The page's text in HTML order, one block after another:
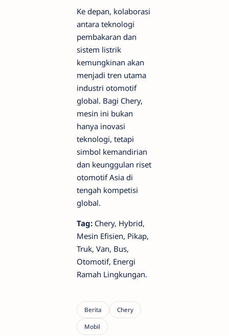
Ke depan, kolaborasi
antara teknologi
pembakaran dan
sistem listrik
kemungkinan akan
menjadi tren utama
industri otomotif
global. Bagi Chery,
mesin ini bukan
hanya inovasi
teknologi, tetapi
simbol kemandirian
dan keunggulan riset
otomotif Asia di
tengah kompetisi
global.
Tag: Chery, Hybrid,
Mesin Efisien, Pikap,
Truk, Van, Bus,
Otomotif, Energi
Ramah Lingkungan.